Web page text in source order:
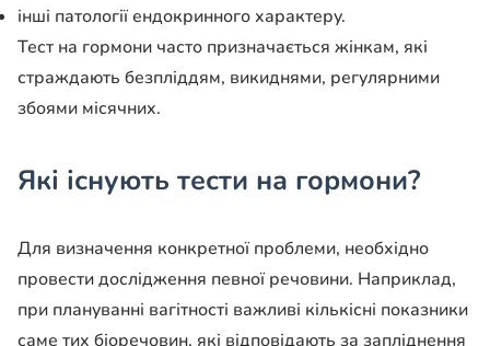
інші патології ендокринного характеру.
Тест на гормони часто призначається жінкам, які
страждають безпліддям, викиднями, регулярними
збоями місячних.
Які існують тести на гормони?
Для визначення конкретної проблеми, необхідно
провести дослідження певної речовини. Наприклад,
при плануванні вагітності важливі кількісні показники
саме тих біоречовин, які відповідають за запліднення